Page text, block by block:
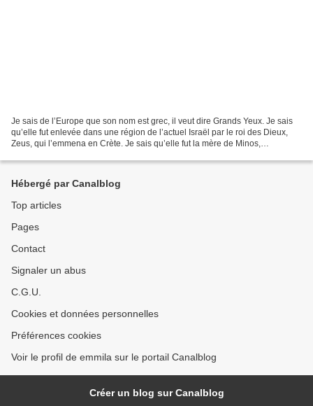
Je sais de l’Europe que son nom est grec, il veut dire Grands Yeux. Je sais
qu’elle fut enlevée dans une région de l’actuel Israël par le roi des Dieux,
Zeus, qui l’emmena en Crète. Je sais qu’elle fut la mère de Minos,
Hébergé par Canalblog
Top articles
Pages
Contact
Signaler un abus
C.G.U.
Cookies et données personnelles
Préférences cookies
Voir le profil de emmila sur le portail Canalblog
Créer un blog sur Canalblog